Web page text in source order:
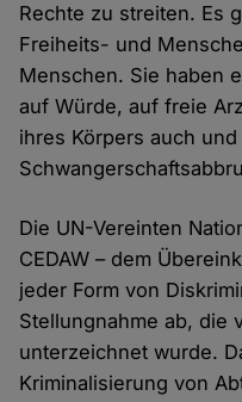
Rechte zu streiten. Es
Freiheits- und
Menschen. Sie haben
auf Würde, auf freie
ihres Körpers auch
Die UN-Vereinten
CEDAW – dem
jeder Form von
Stellungnahme ab, die
unterzeichnet wurde.
Kriminalisierung von